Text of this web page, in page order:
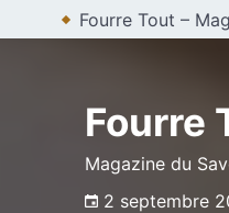
to
Fourre Tout –
Fourre
Magazine du
2 septembre